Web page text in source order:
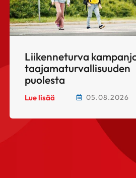
Liikenneturva
taajamaturvallisuuden
puolesta
Lue lisää 05.08.2026